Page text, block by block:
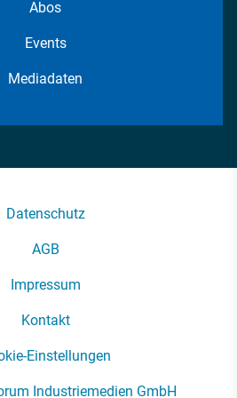
Abos
Events
Mediadaten
Datenschutz
AGB
Impressum
Kontakt
Einstellungen
Industriemedien GmbH